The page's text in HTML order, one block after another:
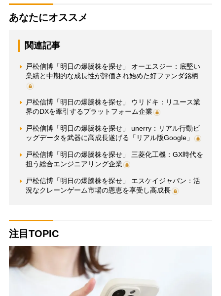
あなたにオススメ
関連記事
戸松信博「明日の爆騰株を探せ」 オーエスジー：底堅い
業績と中期的な成長性が評価され始めた好ファンダ銘柄
戸松信博「明日の爆騰株を探せ」 ウリドキ：リユース業
界のDXを牽引するプラットフォーム企業
戸松信博「明日の爆騰株を探せ」 unerry：リアル行動ビ
ッグデータを武器に高成長遂げる「リアル版Google」
戸松信博「明日の爆騰株を探せ」 三菱化工機：GX時代を
担う総合エンジニアリング企業
戸松信博「明日の爆騰株を探せ」 エスケイジャパン：活
況なクレーンゲーム市場の恩恵を享受し高成長
注目TOPIC